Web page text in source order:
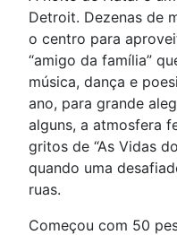
Detroit. Dezenas de
o centro para
“amigo da família”
música, dança e
ano, para grande
alguns, a atmosfera
gritos de “As Vidas
quando uma
ruas.
Começou com 50